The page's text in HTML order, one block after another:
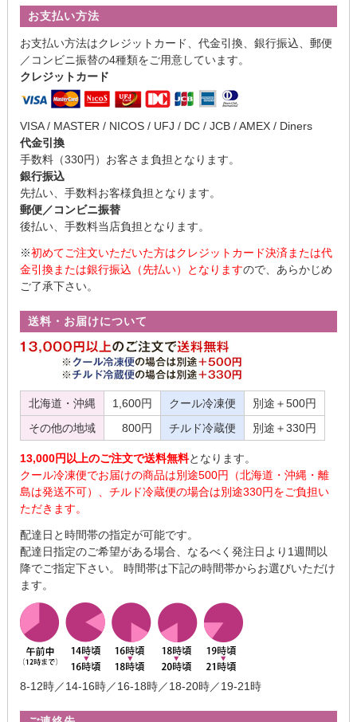
お支払い方法
お支払い方法はクレジットカード、代金引換、銀行振込、郵便
／コンビニ振替の4種類をご用意しています。
クレジットカード
VISA / MASTER / NICOS / UFJ / DC / JCB / AMEX / Diners
代金引換
手数料（330円）お客さま負担となります。
銀行振込
先払い、手数料お客様負担となります。
郵便／コンビニ振替
後払い、手数料当店負担となります。
※初めてご注文いただいた方はクレジットカード決済または代
金引換または銀行振込（先払い）となりますので、あらかじめ
ご了承下さい。
送料・お届けについて
北海道・沖縄 1,600円 クール冷凍便
別途＋500円
その他の地域
800円 チルド冷蔵便 別途＋330円
13,000円以上のご注文で送料無料となります。
クール冷凍便でお届けの商品は別途500円（北海道・沖縄・離
島は発送不可）、チルド冷蔵便の場合は別途330円をご負担い
ただきます。
配達日と時間帯の指定が可能です。
配達日指定のご希望がある場合、なるべく発注日より1週間以
降でご指定下さい。 時間帯は下記の時間帯からお選びいただけ
ます。
8-12時／14-16時／16-18時／18-20時／19-21時